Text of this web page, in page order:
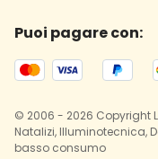
Puoi pagare con:
© 2006 - 2026 Copyright
Natalizi, Illuminotecnica,
basso consumo